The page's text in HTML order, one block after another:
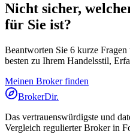
Nicht sicher,
für Sie ist?
Beantworten Sie 6 kurze
besten zu Ihrem Handelsstil,
Meinen Broker finden
BrokerDir.
Das vertrauenswürdigste und
Vergleich regulierter Broker in